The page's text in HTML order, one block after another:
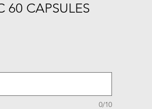
60 CAPSULES
0/10